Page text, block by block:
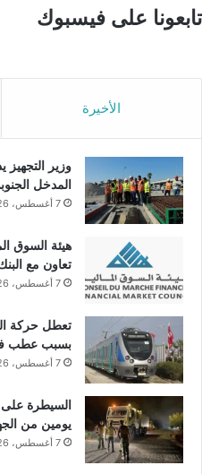
تابعونا على فيسبوك
الأخيرة
وزير
المدخل
7 أغسطس، 2026
هيئة السوق
تعاون مع
7 أغسطس، 2026
تعطل حركة
بسبب عطب
7 أغسطس، 2026
السيطرة على
يومين من
7 أغسطس، 2026